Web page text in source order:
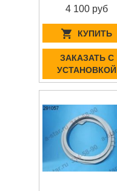
4 100 руб
КУПИТЬ
ЗАКАЗАТЬ С
УСТАНОВКОЙ